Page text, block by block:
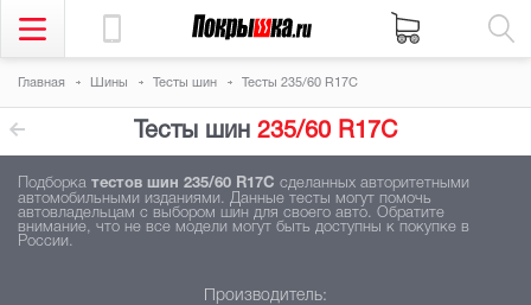
Главная Шины Тесты шин Тесты 235/60 R17C
Тесты шин 235/60 R17C
Подборка тестов шин 235/60 R17C сделанных авторитетными
автомобильными изданиями. Данные тесты могут помочь
автовладельцам с выбором шин для своего авто. Обратите
внимание, что не все модели могут быть доступны к покупке в
России.
Производитель: